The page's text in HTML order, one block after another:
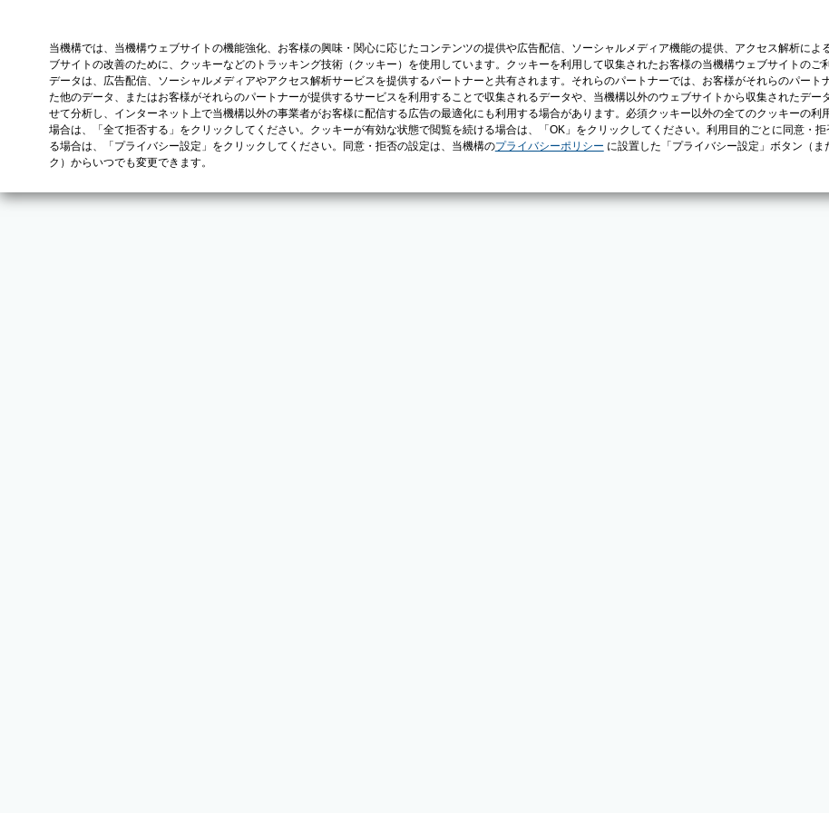
当機構では、当機構ウェブサイトの機能強化、お客様の興味・関心に応じたコンテンツの提供や広告配信、ソーシャルメディア機能の提供、アクセス解析によ
ブサイトの改善のために、クッキーなどのトラッキング技術（クッキー）を使用しています。クッキーを利用して収集されたお客様の当機構ウェブサイトのご
データは、広告配信、ソーシャルメディアやアクセス解析サービスを提供するパートナーと共有されます。それらのパートナーでは、お客様がそれらのパート
た他のデータ、またはお客様がそれらのパートナーが提供するサービスを利用することで収集されるデータや、当機構以外のウェブサイトから収集されたデー
せて分析し、インターネット上で当機構以外の事業者がお客様に配信する広告の最適化にも利用する場合があります。必須クッキー以外の全てのクッキーの利
場合は、「全て拒否する」をクリックしてください。クッキーが有効な状態で閲覧を続ける場合は、「OK」をクリックしてください。利用目的ごとに同意・
る場合は、「プライバシー設定」をクリックしてください。同意・拒否の設定は、当機構のプライバシーポリシー に設置した「プライバシー設定」ボタン（ま
ク）からいつでも変更できます。